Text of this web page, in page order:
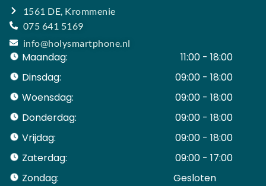
1561 DE, Krommenie
075 641 5169
info@holysmartphone.nl
Maandag:
11:00 - 18:00
Dinsdag:
09:00 - 18:00
Woensdag:
09:00 - 18:00
Donderdag:
09:00 - 18:00
Vrijdag:
09:00 - 18:00
Zaterdag:
09:00 - 17:00
Zondag:
Gesloten ​ ​ ​ ​ ​ ​ ​